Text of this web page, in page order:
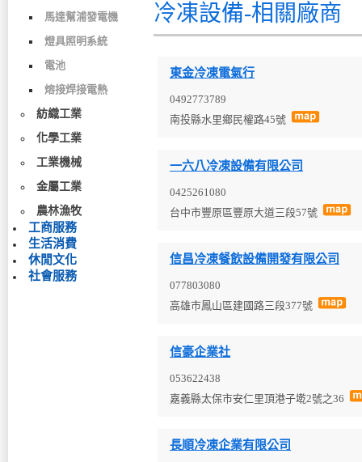
馬達幫浦發電機
燈具照明系統
電池
熔接焊接電熱
紡織工業
化學工業
工業機械
金屬工業
農林漁牧
工商服務
生活消費
休閒文化
社會服務
冷凍設備-相關廠商
東金冷凍電氣行
0492773789
南投縣水里鄉民權路45號
一六八冷凍設備有限公司
0425261080
台中市豐原區豐原大道三段57號
信昌冷凍餐飲設備開發有限公司
077803080
高雄市鳳山區建國路三段377號
信豪企業社
053622438
嘉義縣太保市安仁里頂港子墘2號之36
長順冷凍企業有限公司